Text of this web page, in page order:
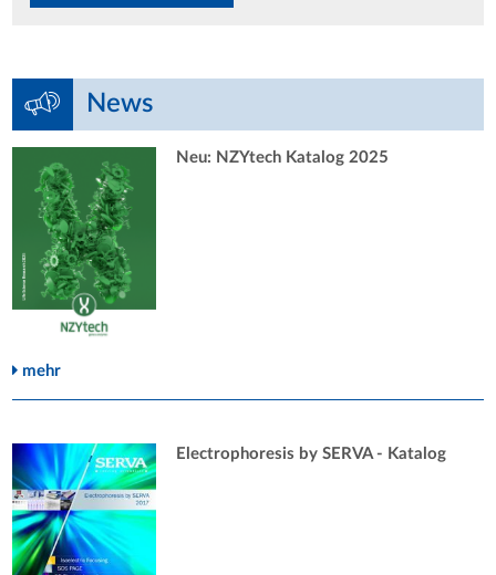
News
Neu: NZYtech Katalog 2025
mehr
Electrophoresis by SERVA - Katalog